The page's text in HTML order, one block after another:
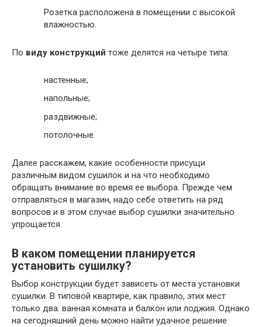
Розетка расположена в помещении с высокой
влажностью.
По виду конструкций тоже делятся на четыре типа:
настенные;
напольные;
раздвижные;
потолочные.
Далее расскажем, какие особенности присущи
различным видом сушилок и на что необходимо
обращать внимание во время ее выбора. Прежде чем
отправляться в магазин, надо себе ответить на ряд
вопросов и в этом случае выбор сушилки значительно
упрощается.
В каком помещении планируется
установить сушилку?
Выбор конструкции будет зависеть от места установки
сушилки. В типовой квартире, как правило, этих мест
только два: ванная комната и балкон или лоджия. Однако
на сегодняшний день можно найти удачное решение